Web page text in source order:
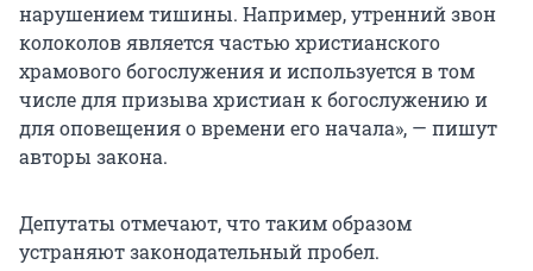
нарушением тишины. Например, утренний звон
колоколов является частью христианского
храмового богослужения и используется в том
числе для призыва христиан к богослужению и
для оповещения о времени его начала», — пишут
авторы закона.
Депутаты отмечают, что таким образом
устраняют законодательный пробел.